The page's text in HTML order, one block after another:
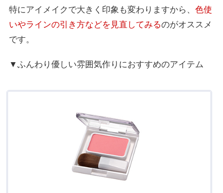
特にアイメイクで大きく印象も変わりますから、色使
いやラインの引き方などを見直してみるのがオススメ
です。
▼ふんわり優しい雰囲気作りにおすすめのアイテム